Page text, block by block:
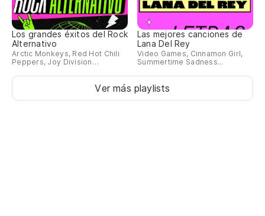
Los grandes éxitos del Rock
Alternativo
Arctic Monkeys, Red Hot Chili
Peppers, Joy Division…
Las mejores canciones de
Lana Del Rey
Video Games, Cinnamon Girl,
Summertime Sadness...
Ver más playlists